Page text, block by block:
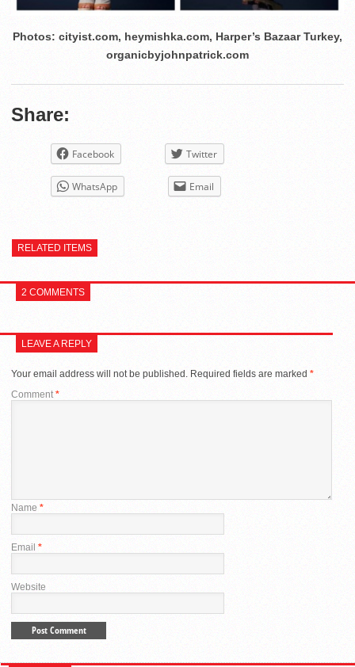
Photos: cityist.com, heymishka.com, Harper’s Bazaar Turkey,
organicbyjohnpatrick.com
Share:
Facebook Twitter
WhatsApp Email
RELATED ITEMS
2 COMMENTS
LEAVE A REPLY
Your email address will not be published. Required fields are marked *
Comment*
Name *
Email *
Website